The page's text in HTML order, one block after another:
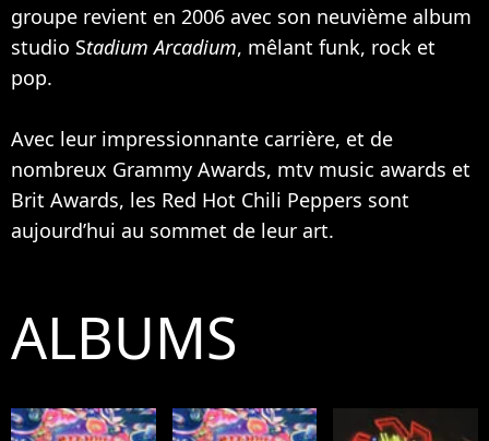
groupe revient en 2006 avec son neuvième album
studio Stadium Arcadium, mêlant funk, rock et
pop.
Avec leur impressionnante carrière, et de
nombreux Grammy Awards, mtv music awards et
Brit Awards, les Red Hot Chili Peppers sont
aujourd’hui au sommet de leur art.
ALBUMS